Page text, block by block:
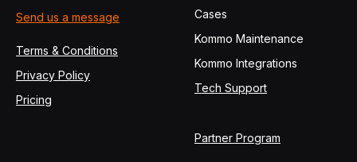
Send us a message
Terms & Conditions
Privacy Policy
Pricing
Cases
Kommo Maintenance
Kommo Integrations
Tech Support
Partner Program